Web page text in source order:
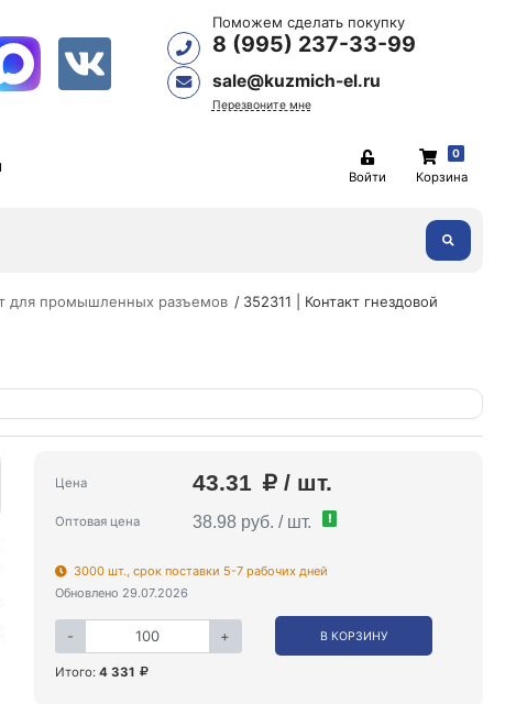
Поможем сделать покупку
8 (995) 237-33-99
sale@kuzmich-el.ru
Перезвоните мне
Войти
0
Корзина
для промышленных разъемов
352311 | Контакт гнездовой
Цена 43.31 / шт.
Оптовая цена 38.98 руб. / шт. !
3000 шт., срок поставки 5-7 рабочих дней
Обновлено 29.07.2026
- + В КОРЗИНУ
Итого: 4 331